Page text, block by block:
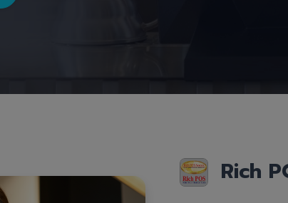
Rich